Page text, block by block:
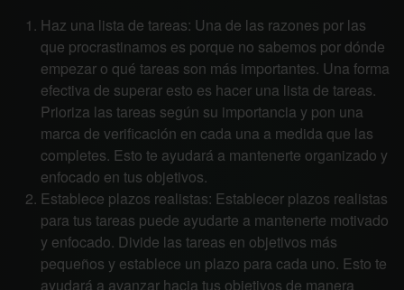
Haz una lista de tareas: Una de las razones por las
que procrastinamos es porque no sabemos por dónde
empezar o qué tareas son más importantes. Una forma
efectiva de superar esto es hacer una lista de tareas.
Prioriza las tareas según su importancia y pon una
marca de verificación en cada una a medida que las
completes. Esto te ayudará a mantenerte organizado y
enfocado en tus objetivos.
Establece plazos realistas: Establecer plazos realistas
para tus tareas puede ayudarte a mantenerte motivado
y enfocado. Divide las tareas en objetivos más
pequeños y establece un plazo para cada uno. Esto te
ayudará a avanzar hacia tus objetivos de manera